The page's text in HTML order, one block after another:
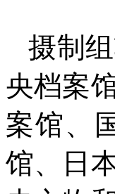
摄制
央档案
案馆、
馆、日